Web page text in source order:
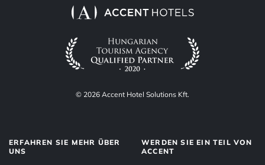
© 2026 Accent Hotel Solutions Kft.
ERFAHREN SIE MEHR ÜBER
UNS
WERDEN SIE EIN TEIL VON
ACCENT